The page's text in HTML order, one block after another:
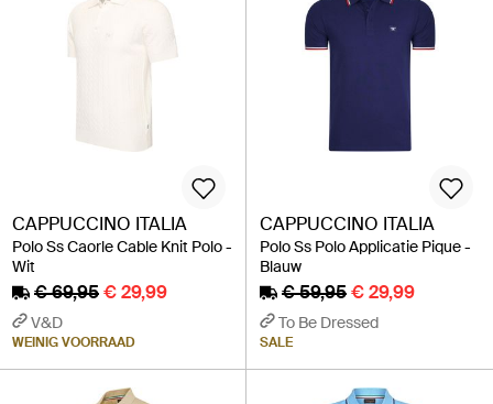
CAPPUCCINO ITALIA
Polo Ss Caorle Cable Knit Polo -
Wit
€ 69,95€ 29,99
V&D
WEINIG VOORRAAD
CAPPUCCINO ITALIA
Polo Ss Polo Applicatie Pique -
Blauw
€ 59,95€ 29,99
To Be Dressed
SALE